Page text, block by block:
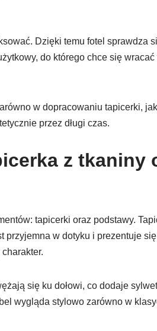
Dzięki temu fotel sprawdza
do którego chce się wracać
w dopracowaniu tapicerki,
przez długi czas.
z tkaniny
tapicerki oraz podstawy.
przyjemna w dotyku i prezentuje
się ku dołowi, co dodaje
wygląda stylowo zarówno w